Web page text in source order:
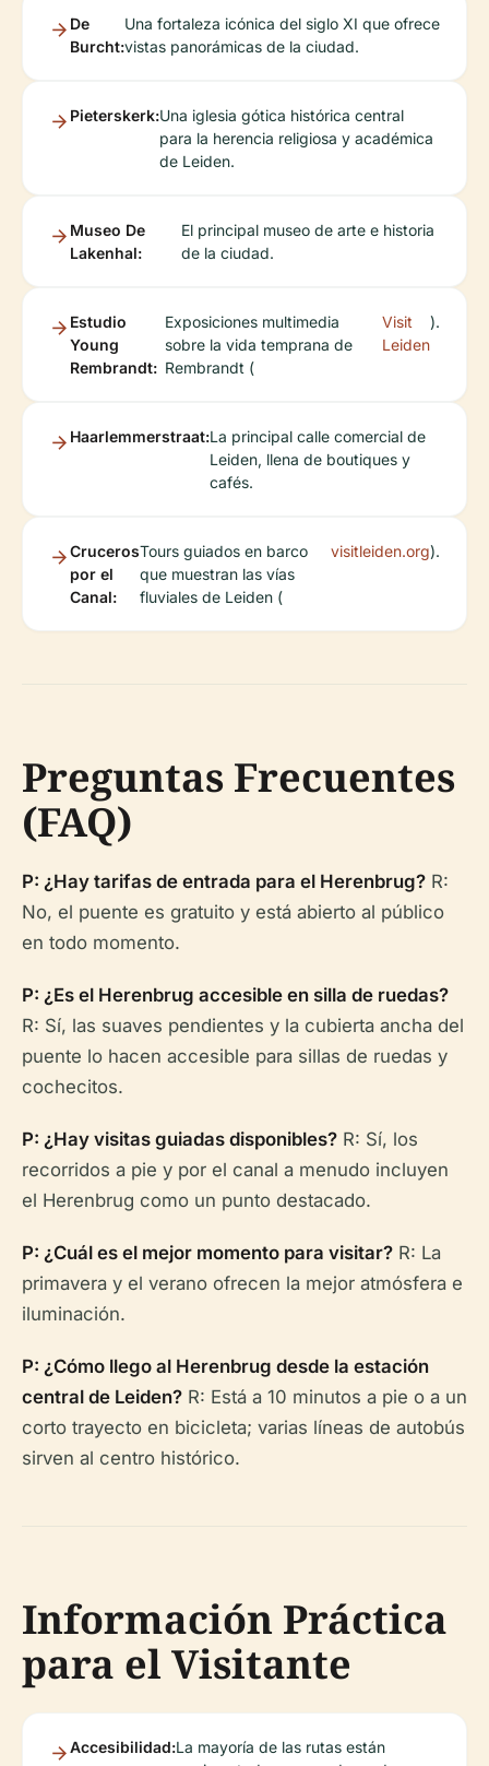
De
Burcht:
Una fortaleza icónica del siglo XI que ofrece
vistas panorámicas de la ciudad.
Pieterskerk:Una iglesia gótica histórica central
para la herencia religiosa y académica
de Leiden.
Museo De
Lakenhal:
El principal museo de arte e historia
de la ciudad.
Estudio
Young
Rembrandt:
Exposiciones multimedia
sobre la vida temprana de
Rembrandt (
Visit
Leiden
).
Haarlemmerstraat:La principal calle comercial de
Leiden, llena de boutiques y
cafés.
Cruceros
por el
Canal:
Tours guiados en barco
que muestran las vías
fluviales de Leiden (
visitleiden.org).
Preguntas Frecuentes
(FAQ)
P: ¿Hay tarifas de entrada para el Herenbrug? R:
No, el puente es gratuito y está abierto al público
en todo momento.
P: ¿Es el Herenbrug accesible en silla de ruedas?
R: Sí, las suaves pendientes y la cubierta ancha del
puente lo hacen accesible para sillas de ruedas y
cochecitos.
P: ¿Hay visitas guiadas disponibles? R: Sí, los
recorridos a pie y por el canal a menudo incluyen
el Herenbrug como un punto destacado.
P: ¿Cuál es el mejor momento para visitar? R: La
primavera y el verano ofrecen la mejor atmósfera e
iluminación.
P: ¿Cómo llego al Herenbrug desde la estación
central de Leiden? R: Está a 10 minutos a pie o a un
corto trayecto en bicicleta; varias líneas de autobús
sirven al centro histórico.
Información Práctica
para el Visitante
Accesibilidad:La mayoría de las rutas están